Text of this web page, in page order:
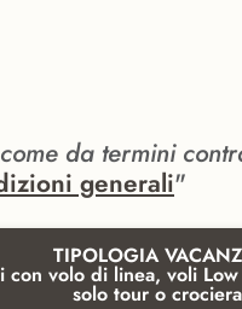
da termini
generali"
TIPOLOGIA
con volo di linea, voli
solo tour o crociera